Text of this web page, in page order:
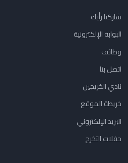
شاركنا رأيك
البوابة الإلكترونية
وظائف
اتصل بنا
نادي الخريجين
خريطة الموقع
البريد الإلكتروني
حفلات التخرج